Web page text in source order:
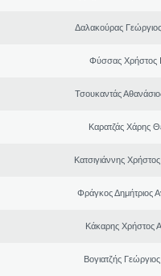
Δαλακούρας
Φύσσας Χρήστος
Τσουκαντάς
Καρατζάς Χάρης
Κατσιγιάννης
Φράγκος Δημήτριος
Κάκαρης Χρήστος
Βογιατζής